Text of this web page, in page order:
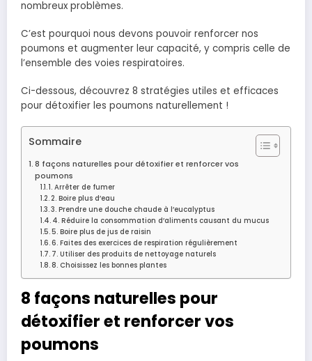
nombreux problèmes.
C’est pourquoi nous devons pouvoir renforcer nos
poumons et augmenter leur capacité, y compris celle de
l’ensemble des voies respiratoires.
Ci-dessous, découvrez 8 stratégies utiles et efficaces
pour détoxifier les poumons naturellement !
Sommaire
8 façons naturelles pour détoxifier et renforcer vos
poumons
1. Arrêter de fumer
2. Boire plus d’eau
3. Prendre une douche chaude à l’eucalyptus
4. Réduire la consommation d’aliments causant du mucus
5. Boire plus de jus de raisin
6. Faites des exercices de respiration régulièrement
7. Utiliser des produits de nettoyage naturels
8. Choisissez les bonnes plantes
8 façons naturelles pour
détoxifier et renforcer vos
poumons